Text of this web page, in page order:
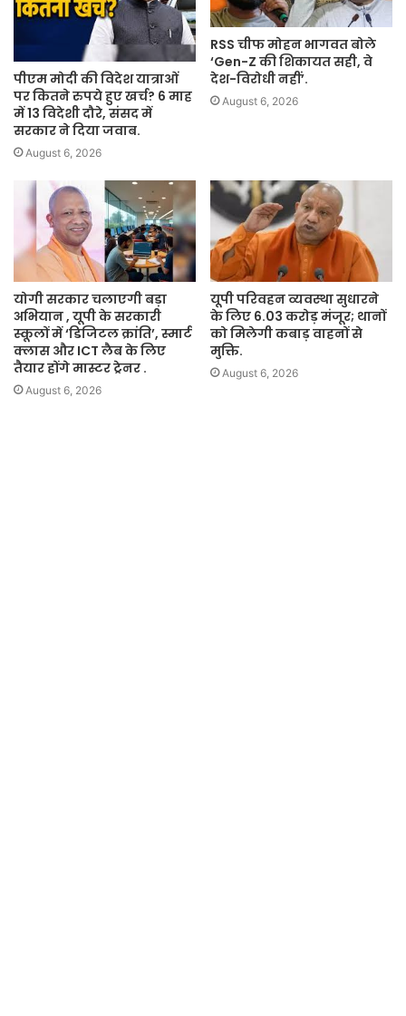
पीएम मोदी की विदेश यात्राओं
पर कितने रुपये हुए खर्च? 6 माह
में 13 विदेशी दौरे, संसद में
सरकार ने दिया जवाब.
August 6, 2026
RSS चीफ मोहन भागवत बोले
‘Gen-Z की शिकायत सही, वे
देश-विरोधी नहीं’.
August 6, 2026
योगी सरकार चलाएगी बड़ा
अभियान , यूपी के सरकारी
स्कूलों में ‘डिजिटल क्रांति’, स्मार्ट
क्लास और ICT लैब के लिए
तैयार होंगे मास्टर ट्रेनर .
August 6, 2026
यूपी परिवहन व्यवस्था सुधारने
के लिए 6.03 करोड़ मंजूर; थानों
को मिलेगी कबाड़ वाहनों से
मुक्ति.
August 6, 2026